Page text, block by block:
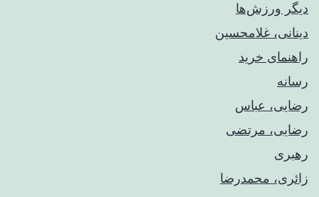
دیگر ورزش‌ها
دینانی، غلامحسین
راهنمای خريد
رسانه
رضایی، عباس
رضایی، مرتضی
رهبری
زائری، محمدرضا